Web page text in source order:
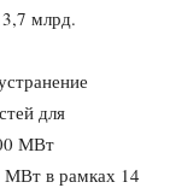
млрд.
для
МВт
МВт в рамках 14